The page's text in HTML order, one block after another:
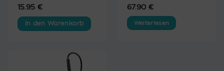
15.95 €
In den Warenkorb
67.90 €
Weiterlesen